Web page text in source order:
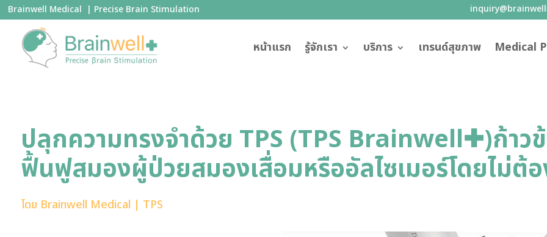
Brainwell Medical | Precise Brain Stimulation
หน้าแรก รู้จักเรา บริการ เทรนด์สุขภาพ Medical
ปลุกความทรงจำด้วย TPS (TPS Brainwell✚)ก้าว
ฟื้นฟูสมองผู้ป่วยสมองเสื่อมหรืออัลไซเมอร์โดยไม่ต้
โดย Brainwell Medical | TPS